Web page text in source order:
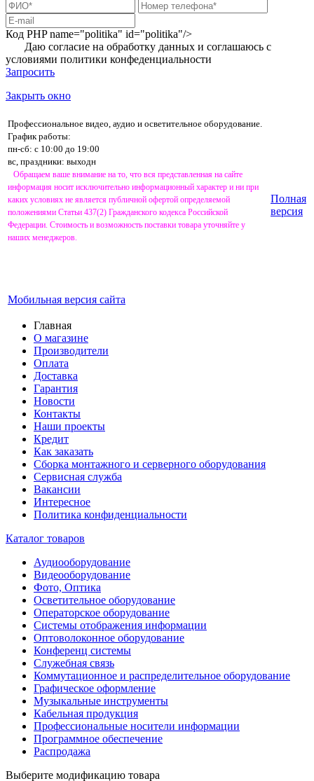
Код PHPname="politika" id="politika"/>
Даю согласие на обработку данных и соглашаюсь с
условиями политики конфеденциальности
Запросить
Закрыть окно
Профессиональное видео, аудио и осветительное оборудование.
График работы:
пн-сб: с 10:00 до 19:00
вс, праздники: выходн
Обращаем ваше внимание на то, что вся представленная на сайте
информация носит исключительно информационный характер и ни при
каких условиях не является публичной офертой определяемой
положениями Статьи 437(2) Гражданского кодекса Российской
Федерации. Стоимость и возможность поставки товара уточняйте у
наших менеджеров.
Мобильная версия сайта
Полная
версия
Главная
О магазине
Производители
Оплата
Доставка
Гарантия
Новости
Контакты
Наши проекты
Кредит
Как заказать
Сборка монтажного и серверного оборудования
Сервисная служба
Вакансии
Интересное
Политика конфиденциальности
Каталог товаров
Аудиооборудование
Видеооборудование
Фото, Оптика
Осветительное оборудование
Операторское оборудование
Системы отображения информации
Оптоволоконное оборудование
Конференц системы
Служебная связь
Коммутационное и распределительное оборудование
Графическое оформление
Музыкальные инструменты
Кабельная продукция
Профессиональные носители информации
Программное обеспечение
Распродажа
Выберите модификацию товара